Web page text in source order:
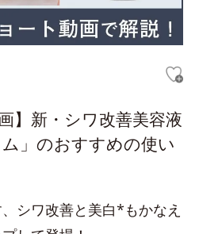
】新・シワ改善美容液
」のおすすめの使い
シワ改善と美白*もかなえ